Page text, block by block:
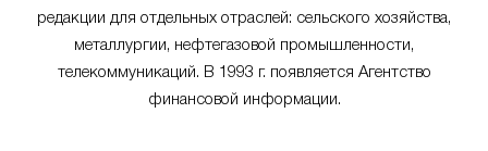
редакции для отдельных отраслей: сельского хозяйства,
металлургии, нефтегазовой промышленности,
телекоммуникаций. В 1993 г. появляется Агентство
финансовой информации.